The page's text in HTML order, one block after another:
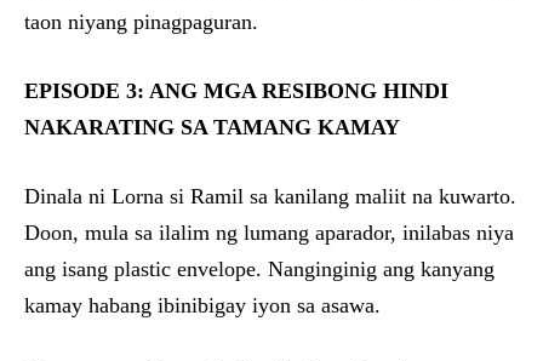
taon niyang pinagpaguran.
EPISODE 3: ANG MGA RESIBONG HINDI
NAKARATING SA TAMANG KAMAY
Dinala ni Lorna si Ramil sa kanilang maliit na kuwarto.
Doon, mula sa ilalim ng lumang aparador, inilabas niya
ang isang plastic envelope. Nanginginig ang kanyang
kamay habang ibinibigay iyon sa asawa.